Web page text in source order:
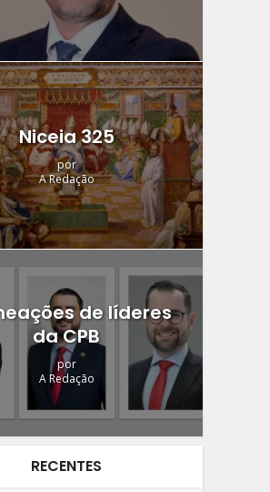
Niceia 325
por
A Redação
de líderes
da CPB
por
A Redação
RECENTES